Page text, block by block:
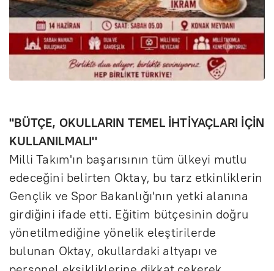
''BÜTÇE, OKULLARIN TEMEL İHTİYAÇLARI İÇİN
KULLANILMALI''
Milli Takım'ın başarısının tüm ülkeyi mutlu
edeceğini belirten Oktay, bu tarz etkinliklerin
Gençlik ve Spor Bakanlığı'nın yetki alanına
girdiğini ifade etti. Eğitim bütçesinin doğru
yönetilmediğine yönelik eleştirilerde
bulunan Oktay, okullardaki altyapı ve